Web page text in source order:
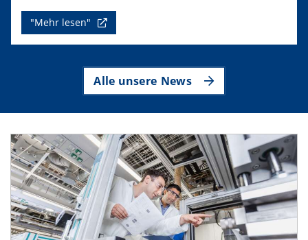
"Mehr lesen"
Alle unsere News